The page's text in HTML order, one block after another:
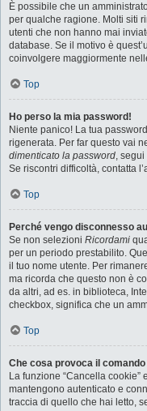
È possibile che un
per qualche ragione. Molti siti
utenti che non hanno mai
database. Se il motivo è
coinvolgere maggiormente
Top
Ho perso la mia password!
Niente panico! La tua
rigenerata. Per far questo vai
dimenticato la password,
Se riscontri difficoltà, contatta
Top
Perché vengo disconnesso
Se non selezioni Ricordami
per un periodo prestabilito.
il tuo nome utente. Per
ma ricorda che questo non è
da altri, ad es. in biblioteca,
checkbox, significa che un
Top
Che cosa provoca il
La funzione “Cancella
mantengono autenticato e
traccia di quello che hai letto,